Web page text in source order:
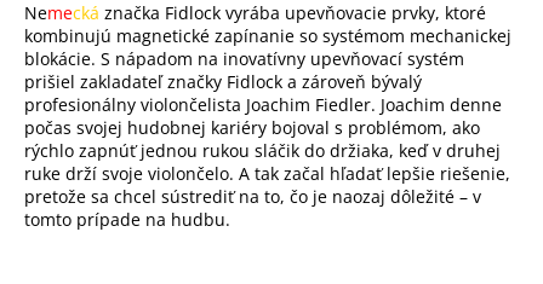
Nemecká značka Fidlock vyrába upevňovacie prvky, ktoré
kombinujú magnetické zapínanie so systémom mechanickej
blokácie. S nápadom na inovatívny upevňovací systém
prišiel zakladateľ značky Fidlock a zároveň bývalý
profesionálny violončelista Joachim Fiedler. Joachim denne
počas svojej hudobnej kariéry bojoval s problémom, ako
rýchlo zapnúť jednou rukou sláčik do držiaka, keď v druhej
ruke drží svoje violončelo. A tak začal hľadať lepšie riešenie,
pretože sa chcel sústrediť na to, čo je naozaj dôležité – v
tomto prípade na hudbu.